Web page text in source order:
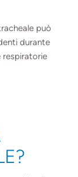
può
durante
respiratorie